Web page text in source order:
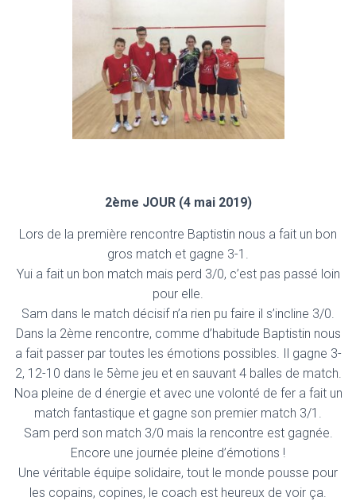
2ème JOUR (4 mai 2019)
Lors de la première rencontre Baptistin nous a fait un bon
gros match et gagne 3-1.
Yui a fait un bon match mais perd 3/0, c’est pas passé loin
pour elle.
Sam dans le match décisif n’a rien pu faire il s’incline 3/0.
Dans la 2ème rencontre, comme d’habitude Baptistin nous
a fait passer par toutes les émotions possibles. Il gagne 3-
2, 12-10 dans le 5ème jeu et en sauvant 4 balles de match.
Noa pleine de d énergie et avec une volonté de fer a fait un
match fantastique et gagne son premier match 3/1.
Sam perd son match 3/0 mais la rencontre est gagnée.
Encore une journée pleine d’émotions !
Une véritable équipe solidaire, tout le monde pousse pour
les copains, copines, le coach est heureux de voir ça.